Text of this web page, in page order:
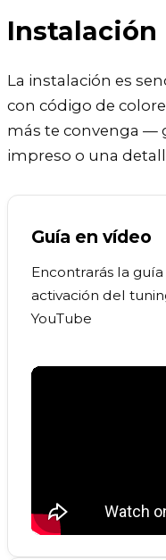
Instalación
La instalación es
con código de
más te convenga —
impreso o una
Guía en vídeo
Encontrarás la
activación del
YouTube